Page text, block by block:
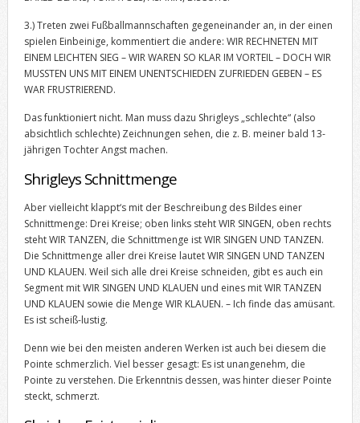
3.) Treten zwei Fußballmannschaften gegeneinander an, in der einen
spielen Einbeinige, kommentiert die andere: WIR RECHNETEN MIT
EINEM LEICHTEN SIEG – WIR WAREN SO KLAR IM VORTEIL – DOCH WIR
MUSSTEN UNS MIT EINEM UNENTSCHIEDEN ZUFRIEDEN GEBEN – ES
WAR FRUSTRIEREND.
Das funktioniert nicht. Man muss dazu Shrigleys „schlechte“ (also
absichtlich schlechte) Zeichnungen sehen, die z. B. meiner bald 13-
jährigen Tochter Angst machen.
Shrigleys Schnittmenge
Aber vielleicht klappt‘s mit der Beschreibung des Bildes einer
Schnittmenge: Drei Kreise; oben links steht WIR SINGEN, oben rechts
steht WIR TANZEN, die Schnittmenge ist WIR SINGEN UND TANZEN.
Die Schnittmenge aller drei Kreise lautet WIR SINGEN UND TANZEN
UND KLAUEN. Weil sich alle drei Kreise schneiden, gibt es auch ein
Segment mit WIR SINGEN UND KLAUEN und eines mit WIR TANZEN
UND KLAUEN sowie die Menge WIR KLAUEN. – Ich finde das amüsant.
Es ist scheiß-lustig.
Denn wie bei den meisten anderen Werken ist auch bei diesem die
Pointe schmerzlich. Viel besser gesagt: Es ist unangenehm, die
Pointe zu verstehen. Die Erkenntnis dessen, was hinter dieser Pointe
steckt, schmerzt.